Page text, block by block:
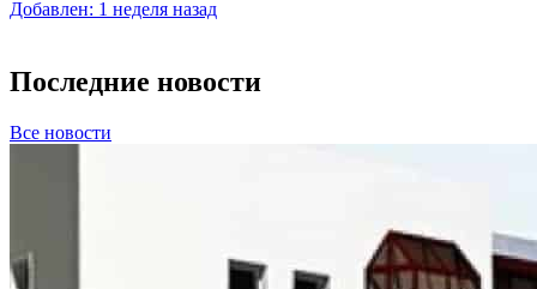
Добавлен: 1 неделя назад
Последние новости
Все новости